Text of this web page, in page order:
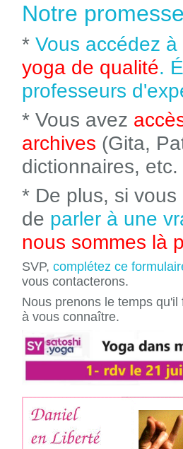
Notre promesse
* Vous accédez à
yoga de qualité.
professeurs
* Vous avez
archives (Gita,
dictionnaires, etc.
* De plus, si vous
de parler à une
nous sommes là
SVP, complétez ce
vous contacterons.
Nous prenons le temps
à vous connaître.